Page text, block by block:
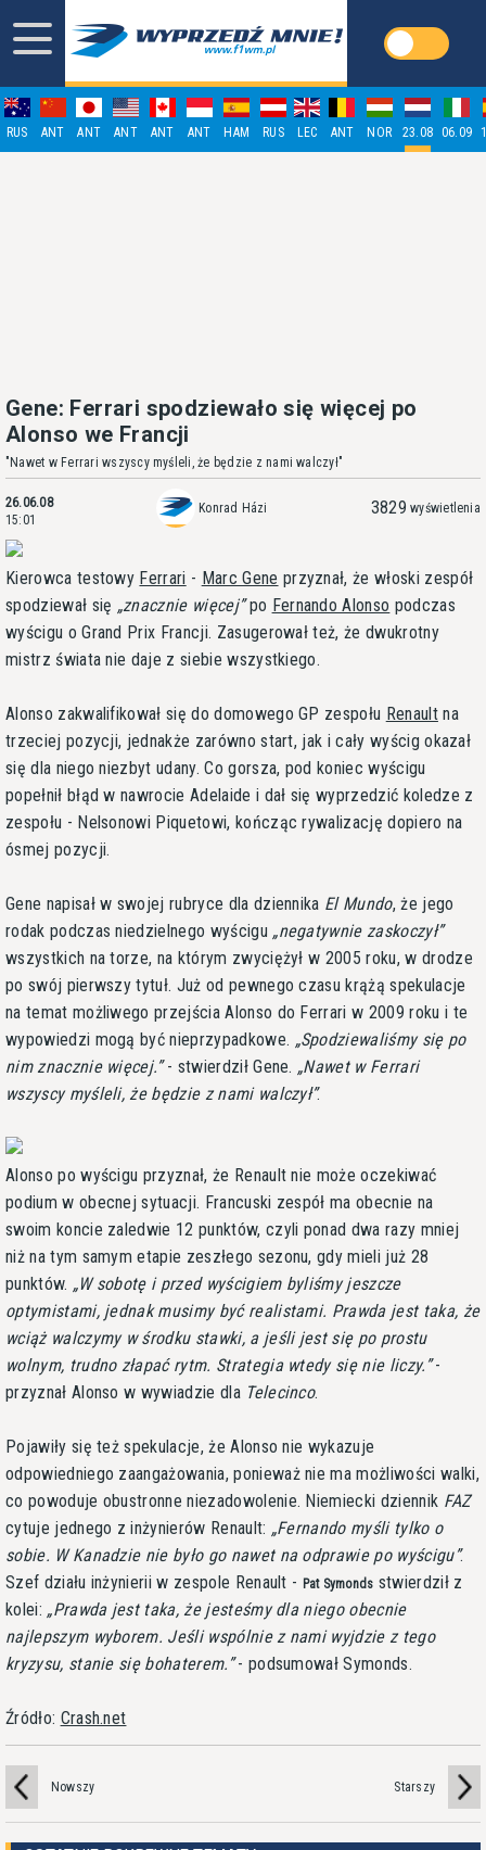
RUS ANT ANT ANT ANT ANT HAM RUS LEC ANT NOR 23.08 06.09
Gene: Ferrari spodziewało się więcej po
Alonso we Francji
"Nawet w Ferrari wszyscy myśleli, że będzie z nami walczył"
26.06.08
15:01
Konrad Házi 3829 wyświetlenia
Kierowca testowy Ferrari - Marc Gene przyznał, że włoski zespół
spodziewał się znacznie więcej po Fernando Alonso podczas
wyścigu o Grand Prix Francji. Zasugerował też, że dwukrotny
mistrz świata nie daje z siebie wszystkiego.
Alonso zakwalifikował się do domowego GP zespołu Renaultna
trzeciej pozycji, jednakże zarówno start, jak i cały wyścig okazał
się dla niego niezbyt udany. Co gorsza, pod koniec wyścigu
popełnił błąd w nawrocie Adelaide i dał się wyprzedzić koledze z
zespołu - Nelsonowi Piquetowi, kończąc rywalizację dopiero na
ósmej pozycji.
Gene napisał w swojej rubryce dla dziennika El Mundo, że jego
rodak podczas niedzielnego wyścigu
negatywnie zaskoczył
wszystkich na torze, na którym zwyciężył w 2005 roku, w drodze
po swój pierwszy tytuł. Już od pewnego czasu krążą spekulacje
na temat możliwego przejścia Alonso do Ferrari w 2009 roku i te
wypowiedzi mogą być nieprzypadkowe. Spodziewaliśmy się po
nim znacznie więcej. - stwierdził Gene.
Nawet w Ferrari
wszyscy myśleli, że będzie z nami walczył .
Alonso po wyścigu przyznał, że Renault nie może oczekiwać
podium w obecnej sytuacji. Francuski zespół ma obecnie na
swoim koncie zaledwie 12 punktów, czyli ponad dwa razy mniej
niż na tym samym etapie zeszłego sezonu, gdy mieli już 28
punktów.
W sobotę i przed wyścigiem byliśmy jeszcze
optymistami, jednak musimy być realistami. Prawda jest taka, że
wciąż walczymy w środku stawki, a jeśli jest się po prostu
wolnym, trudno złapać rytm. Strategia wtedy się nie liczy. -
przyznał Alonso w wywiadzie dla Telecinco.
Pojawiły się też spekulacje, że Alonso nie wykazuje
odpowiedniego zaangażowania, ponieważ nie ma możliwości walki,
co powoduje obustronne niezadowolenie. Niemiecki dziennik FAZ
cytuje jednego z inżynierów Renault:
Fernando myśli tylko o
sobie. W Kanadzie nie było go nawet na odprawie po wyścigu .
Szef działu inżynierii w zespole Renault - Pat Symonds stwierdził z
kolei:
Prawda jest taka, że jesteśmy dla niego obecnie
najlepszym wyborem. Jeśli wspólnie z nami wyjdzie z tego
kryzysu, stanie się bohaterem. - podsumował Symonds.
Źródło: Crash.net
Nowszy Starszy